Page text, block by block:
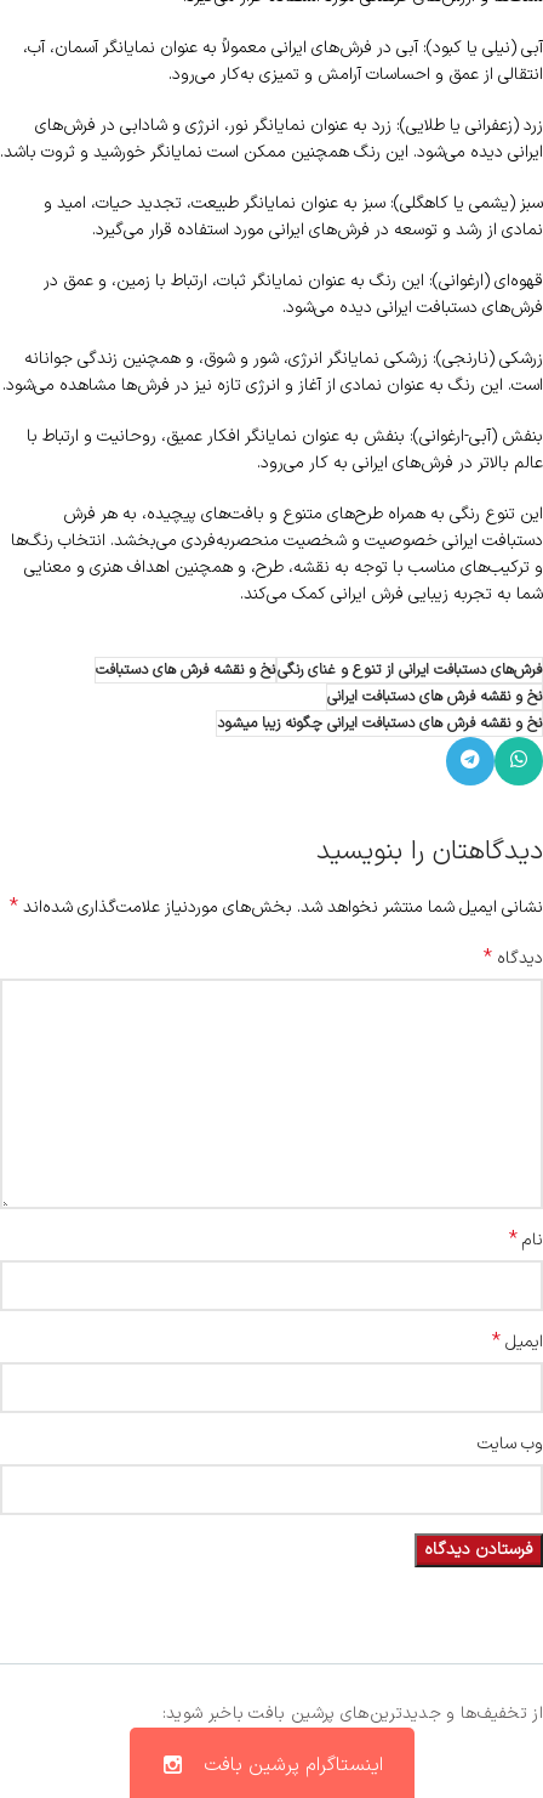
آبی (نیلی یا کبود): آبی در فرش‌های ایرانی معمولاً به عنوان نمایانگر آسمان، آب،
انتقالی از عمق و احساسات آرامش و تمیزی به‌کار می‌رود.
زرد (زعفرانی یا طلایی): زرد به عنوان نمایانگر نور، انرژی و شادابی در فرش‌های
ایرانی دیده می‌شود. این رنگ همچنین ممکن است نمایانگر خورشید و ثروت باشد.
سبز (یشمی یا کاهگلی): سبز به عنوان نمایانگر طبیعت، تجدید حیات، امید و
نمادی از رشد و توسعه در فرش‌های ایرانی مورد استفاده قرار می‌گیرد.
قهوه‌ای (ارغوانی): این رنگ به عنوان نمایانگر ثبات، ارتباط با زمین، و عمق در
فرش‌های دستبافت ایرانی دیده می‌شود.
زرشکی (نارنجی): زرشکی نمایانگر انرژی، شور و شوق، و همچنین زندگی جوانانه
است. این رنگ به عنوان نمادی از آغاز و انرژی تازه نیز در فرش‌ها مشاهده می‌شود.
بنفش (آبی-ارغوانی): بنفش به عنوان نمایانگر افکار عمیق، روحانیت و ارتباط با
عالم بالاتر در فرش‌های ایرانی به کار می‌رود.
این تنوع رنگی به همراه طرح‌های متنوع و بافت‌های پیچیده، به هر فرش
دستبافت ایرانی خصوصیت و شخصیت منحصربه‌فردی می‌بخشد. انتخاب رنگ‌ها
و ترکیب‌های مناسب با توجه به نقشه، طرح، و همچنین اهداف هنری و معنایی
شما به تجربه زیبایی فرش ایرانی کمک می‌کند.
فرش‌های دستبافت ایرانی از تنوع و غنای رنگینخ و نقشه فرش های دستبافت
نخ و نقشه فرش های دستبافت ایرانی
نخ و نقشه فرش های دستبافت ایرانی چگونه زیبا میشود
دیدگاهتان را بنویسید
نشانی ایمیل شما منتشر نخواهد شد. بخش‌های موردنیاز علامت‌گذاری شده‌اند*
دیدگاه *
نام*
ایمیل*
وب‌ سایت
از تخفیف‌ها و جدیدترین‌های پرشین بافت باخبر شوید:
اینستاگرام پرشین بافت